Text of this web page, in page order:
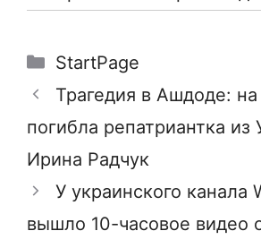
Рубрики
StartPage
Трагедия в Ашдоде: на
погибла репатриантка из
Ирина Радчук
У украинского канала
вышло 10-часовое видео